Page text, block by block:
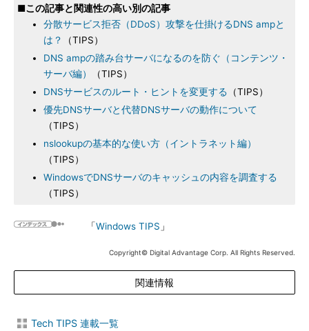
■この記事と関連性の高い別の記事
分散サービス拒否（DDoS）攻撃を仕掛けるDNS ampと
は？
（TIPS）
DNS ampの踏み台サーバになるのを防ぐ（コンテンツ・
サーバ編）
（TIPS）
DNSサービスのルート・ヒントを変更する （TIPS）
優先DNSサーバと代替DNSサーバの動作について
（TIPS）
nslookupの基本的な使い方（イントラネット編）
（TIPS）
WindowsでDNSサーバのキャッシュの内容を調査する
（TIPS）
「Windows TIPS 」
Copyright© Digital Advantage Corp. All Rights Reserved.
関連情報
Tech TIPS 連載一覧